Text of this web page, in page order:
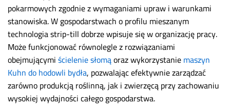
pokarmowych zgodnie z wymaganiami upraw i warunkami
stanowiska. W gospodarstwach o profilu mieszanym
technologia strip-till dobrze wpisuje się w organizację pracy.
Może funkcjonować równolegle z rozwiązaniami
obejmującymiścielenie słomąoraz wykorzystaniemaszyn
Kuhn do hodowli bydła, pozwalając efektywnie zarządzać
zarówno produkcją roślinną, jak i zwierzęcą przy zachowaniu
wysokiej wydajności całego gospodarstwa.